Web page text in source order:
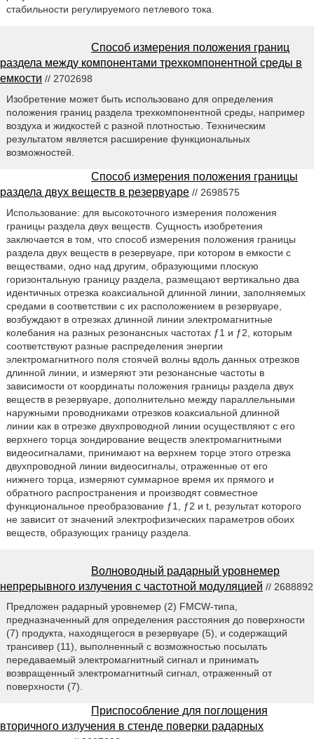
стабильности регулируемого петлевого тока.
Способ измерения положения границ
раздела между компонентами трехкомпонентной среды в
емкости // 2702698
Изобретение может быть использовано для определения
положения границ раздела трехкомпонентной среды, например
воздуха и жидкостей с разной плотностью. Техническим
результатом является расширение функциональных
возможностей.
Способ измерения положения границы
раздела двух веществ в резервуаре // 2698575
Использование: для высокоточного измерения положения
границы раздела двух веществ. Сущность изобретения
заключается в том, что способ измерения положения границы
раздела двух веществ в резервуаре, при котором в емкости с
веществами, одно над другим, образующими плоскую
горизонтальную границу раздела, размещают вертикально два
идентичных отрезка коаксиальной длинной линии, заполняемых
средами в соответствии с их расположением в резервуаре,
возбуждают в отрезках длинной линии электромагнитные
колебания на разных резонансных частотах ƒ1 и ƒ2, которым
соответствуют разные распределения энергии
электромагнитного поля стоячей волны вдоль данных отрезков
длинной линии, и измеряют эти резонансные частоты в
зависимости от координаты положения границы раздела двух
веществ в резервуаре, дополнительно между параллельными
наружными проводниками отрезков коаксиальной длинной
линии как в отрезке двухпроводной линии осуществляют с его
верхнего торца зондирование веществ электромагнитными
видеосигналами, принимают на верхнем торце этого отрезка
двухпроводной линии видеосигналы, отраженные от его
нижнего торца, измеряют суммарное время их прямого и
обратного распространения и производят совместное
функциональное преобразование ƒ1, ƒ2 и t, результат которого
не зависит от значений электрофизических параметров обоих
веществ, образующих границу раздела.
Волноводный радарный уровнемер
непрерывного излучения с частотной модуляцией // 2688892
Предложен радарный уровнемер (2) FMCW-типа,
предназначенный для определения расстояния до поверхности
(7) продукта, находящегося в резервуаре (5), и содержащий
трансивер (11), выполненный с возможностью посылать
передаваемый электромагнитный сигнал и принимать
возвращенный электромагнитный сигнал, отраженный от
поверхности (7).
Приспособление для поглощения
вторичного излучения в стенде поверки радарных